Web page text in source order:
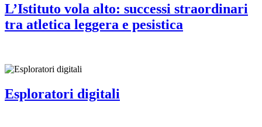
L’Istituto vola alto: successi straordinari
tra atletica leggera e pesistica
Esploratori digitali